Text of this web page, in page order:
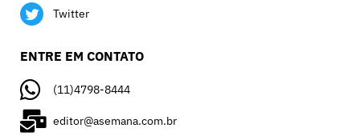
Twitter
ENTRE EM CONTATO
(11)4798-8444
editor@asemana.com.br